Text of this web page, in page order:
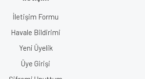
İletişim Formu
Havale Bildirimi
Yeni Üyelik
Üye Girişi